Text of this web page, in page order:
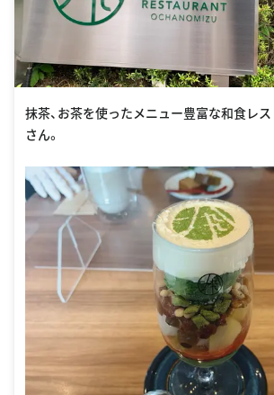
抹茶、お茶を使ったメニュー豊富な和食レ
さん。